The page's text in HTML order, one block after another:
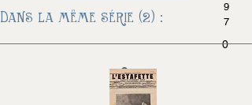
9
7
0
Dans la même série (2) :